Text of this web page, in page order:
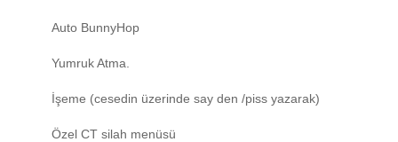
Auto BunnyHop
Yumruk Atma.
İşeme (cesedin üzerinde say den /piss yazarak)
Özel CT silah menüsü